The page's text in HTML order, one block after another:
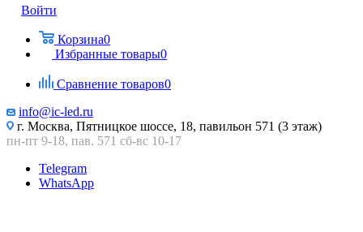
Войти
Корзина0
Избранные товары0
Сравнение товаров0
info@ic-led.ru
г. Москва, Пятницкое шоссе, 18, павильон 571 (3 этаж)
пн-пт 9-18, пав. 571 сб-вс 10-17
Telegram
WhatsApp